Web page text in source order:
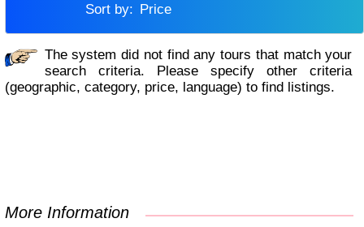
Sort by:
Price
The system did not find any tours that match your
search criteria. Please specify other criteria
(geographic, category, price, language) to find listings.
More Information